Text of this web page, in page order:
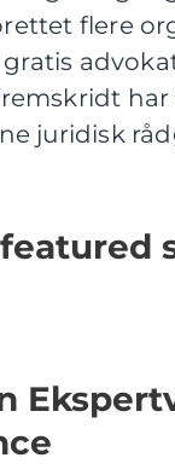
flere
juridisk